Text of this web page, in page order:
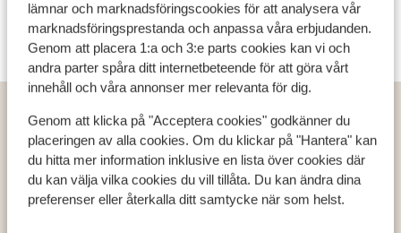
lämnar och marknadsföringscookies för att analysera vår
marknadsföringsprestanda och anpassa våra erbjudanden.
Genom att placera 1:a och 3:e parts cookies kan vi och
andra parter spåra ditt internetbeteende för att göra vårt
innehåll och våra annonser mer relevanta för dig.
Genom att klicka på "Acceptera cookies" godkänner du
placeringen av alla cookies. Om du klickar på "Hantera" kan
du hitta mer information inklusive en lista över cookies där
du kan välja vilka cookies du vill tillåta. Du kan ändra dina
preferenser eller återkalla ditt samtycke när som helst.
Axams
Populära länder
Österrike
Frankrike
Andorra